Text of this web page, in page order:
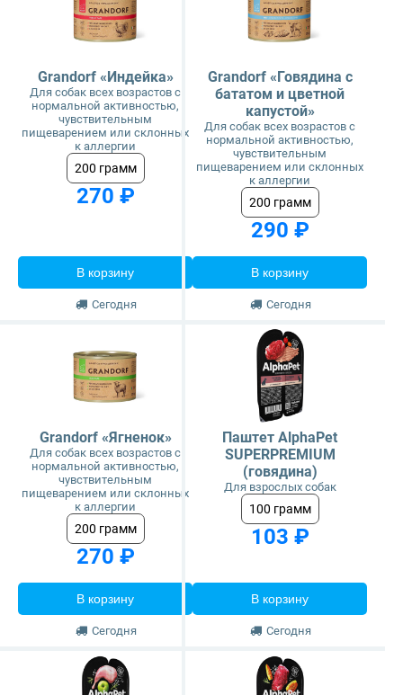
Grandorf «Индейка»
Для собак всех возрастов с
нормальной активностью,
чувствительным
пищеварением или склонных
к аллергии
200 грамм
270 ₽
В корзину
Сегодня
Grandorf «Говядина с
бататом и цветной
капустой»
Для собак всех возрастов с
нормальной активностью,
чувствительным
пищеварением или склонных
к аллергии
200 грамм
290 ₽
В корзину
Сегодня
Grandorf «Ягненок»
Для собак всех возрастов с
нормальной активностью,
чувствительным
пищеварением или склонных
к аллергии
200 грамм
270 ₽
В корзину
Сегодня
Паштет AlphaPet
SUPERPREMIUM
(говядина)
Для взрослых собак
100 грамм
103 ₽
В корзину
Сегодня